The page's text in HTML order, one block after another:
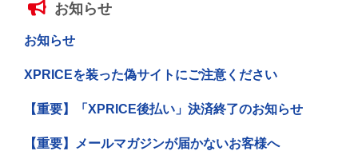
お知らせ
お知らせ
XPRICEを装った偽サイトにご注意ください
【重要】「XPRICE後払い」決済終了のお知らせ
【重要】メールマガジンが届かないお客様へ